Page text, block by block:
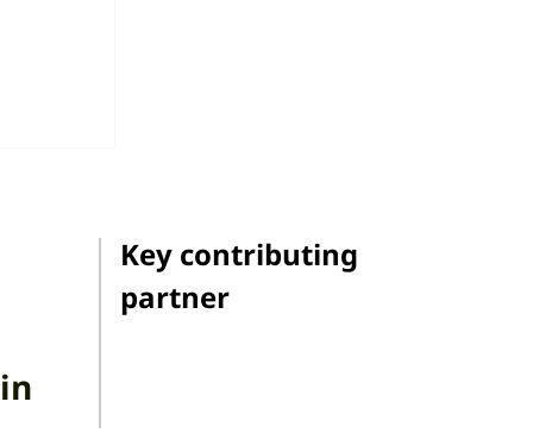
Key contributing
partner